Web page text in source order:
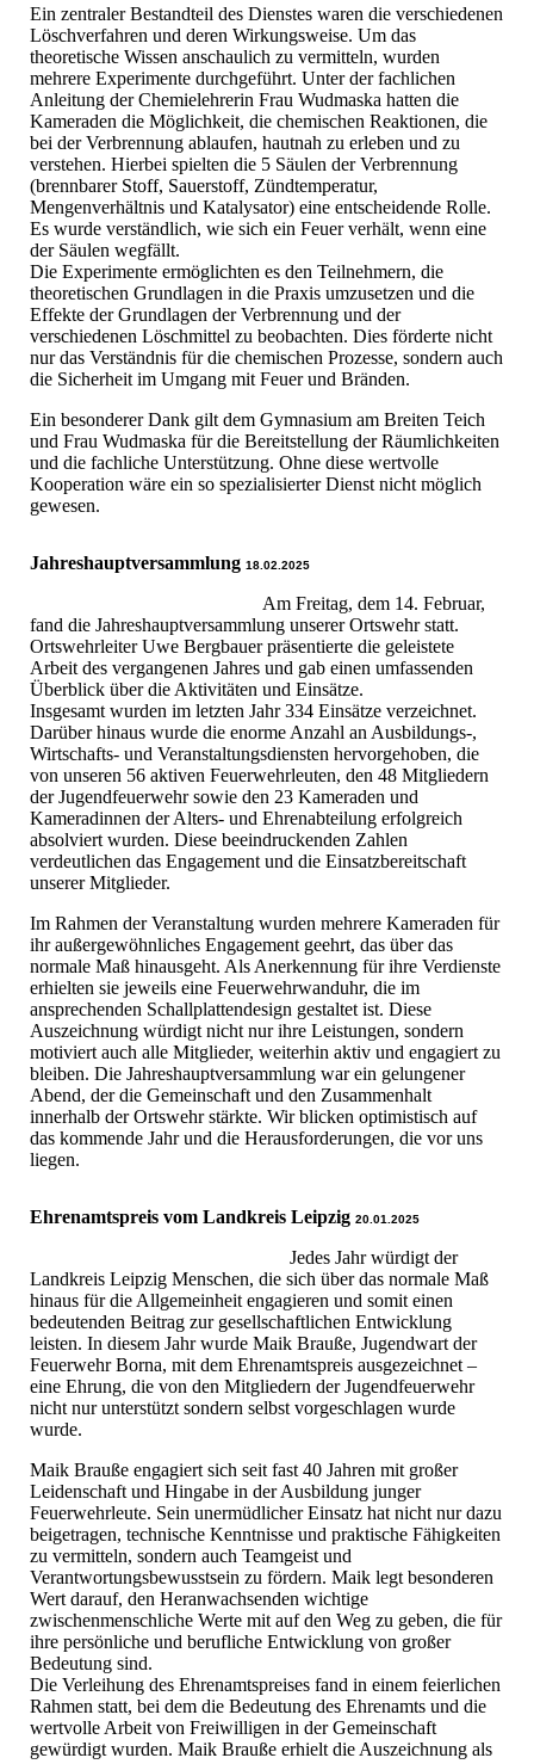
Ein zentraler Bestandteil des Dienstes waren die verschiedenen
Löschverfahren und deren Wirkungsweise. Um das
theoretische Wissen anschaulich zu vermitteln, wurden
mehrere Experimente durchgeführt. Unter der fachlichen
Anleitung der Chemielehrerin Frau Wudmaska hatten die
Kameraden die Möglichkeit, die chemischen Reaktionen, die
bei der Verbrennung ablaufen, hautnah zu erleben und zu
verstehen. Hierbei spielten die 5 Säulen der Verbrennung
(brennbarer Stoff, Sauerstoff, Zündtemperatur,
Mengenverhältnis und Katalysator) eine entscheidende Rolle.
Es wurde verständlich, wie sich ein Feuer verhält, wenn eine
der Säulen wegfällt.
Die Experimente ermöglichten es den Teilnehmern, die
theoretischen Grundlagen in die Praxis umzusetzen und die
Effekte der Grundlagen der Verbrennung und der
verschiedenen Löschmittel zu beobachten. Dies förderte nicht
nur das Verständnis für die chemischen Prozesse, sondern auch
die Sicherheit im Umgang mit Feuer und Bränden.
Ein besonderer Dank gilt dem Gymnasium am Breiten Teich
und Frau Wudmaska für die Bereitstellung der Räumlichkeiten
und die fachliche Unterstützung. Ohne diese wertvolle
Kooperation wäre ein so spezialisierter Dienst nicht möglich
gewesen.
Jahreshauptversammlung 18.02.2025
Am Freitag, dem 14. Februar,
fand die Jahreshauptversammlung unserer Ortswehr statt.
Ortswehrleiter Uwe Bergbauer präsentierte die geleistete
Arbeit des vergangenen Jahres und gab einen umfassenden
Überblick über die Aktivitäten und Einsätze.
Insgesamt wurden im letzten Jahr 334 Einsätze verzeichnet.
Darüber hinaus wurde die enorme Anzahl an Ausbildungs-,
Wirtschafts- und Veranstaltungsdiensten hervorgehoben, die
von unseren 56 aktiven Feuerwehrleuten, den 48 Mitgliedern
der Jugendfeuerwehr sowie den 23 Kameraden und
Kameradinnen der Alters- und Ehrenabteilung erfolgreich
absolviert wurden. Diese beeindruckenden Zahlen
verdeutlichen das Engagement und die Einsatzbereitschaft
unserer Mitglieder.
Im Rahmen der Veranstaltung wurden mehrere Kameraden für
ihr außergewöhnliches Engagement geehrt, das über das
normale Maß hinausgeht. Als Anerkennung für ihre Verdienste
erhielten sie jeweils eine Feuerwehrwanduhr, die im
ansprechenden Schallplattendesign gestaltet ist. Diese
Auszeichnung würdigt nicht nur ihre Leistungen, sondern
motiviert auch alle Mitglieder, weiterhin aktiv und engagiert zu
bleiben. Die Jahreshauptversammlung war ein gelungener
Abend, der die Gemeinschaft und den Zusammenhalt
innerhalb der Ortswehr stärkte. Wir blicken optimistisch auf
das kommende Jahr und die Herausforderungen, die vor uns
liegen.
Ehrenamtspreis vom Landkreis Leipzig 20.01.2025
Jedes Jahr würdigt der
Landkreis Leipzig Menschen, die sich über das normale Maß
hinaus für die Allgemeinheit engagieren und somit einen
bedeutenden Beitrag zur gesellschaftlichen Entwicklung
leisten. In diesem Jahr wurde Maik Brauße, Jugendwart der
Feuerwehr Borna, mit dem Ehrenamtspreis ausgezeichnet –
eine Ehrung, die von den Mitgliedern der Jugendfeuerwehr
nicht nur unterstützt sondern selbst vorgeschlagen wurde
wurde.
Maik Brauße engagiert sich seit fast 40 Jahren mit großer
Leidenschaft und Hingabe in der Ausbildung junger
Feuerwehrleute. Sein unermüdlicher Einsatz hat nicht nur dazu
beigetragen, technische Kenntnisse und praktische Fähigkeiten
zu vermitteln, sondern auch Teamgeist und
Verantwortungsbewusstsein zu fördern. Maik legt besonderen
Wert darauf, den Heranwachsenden wichtige
zwischenmenschliche Werte mit auf den Weg zu geben, die für
ihre persönliche und berufliche Entwicklung von großer
Bedeutung sind.
Die Verleihung des Ehrenamtspreises fand in einem feierlichen
Rahmen statt, bei dem die Bedeutung des Ehrenamts und die
wertvolle Arbeit von Freiwilligen in der Gemeinschaft
gewürdigt wurden. Maik Brauße erhielt die Auszeichnung als